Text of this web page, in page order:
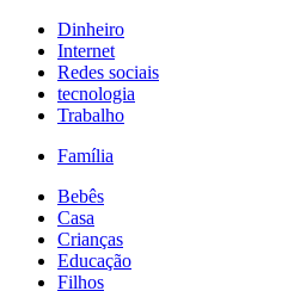
Dinheiro
Internet
Redes sociais
tecnologia
Trabalho
Família
Bebês
Casa
Crianças
Educação
Filhos